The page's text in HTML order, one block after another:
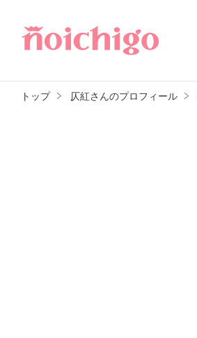
トップ 仄紅さんのプロフィール